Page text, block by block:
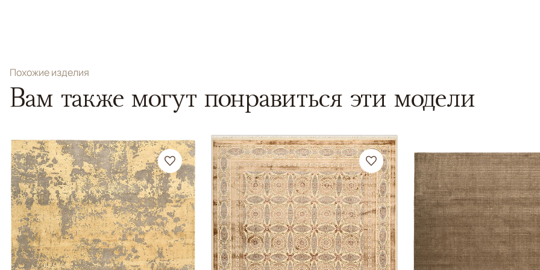
Похожие изделия
Вам также могут понравиться эти модели